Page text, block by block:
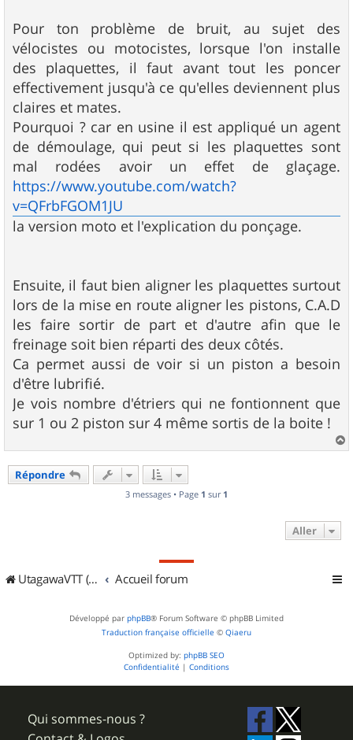
Pour ton problème de bruit, au sujet des
vélocistes ou motocistes, lorsque l'on installe
des plaquettes, il faut avant tout les poncer
effectivement jusqu'à ce qu'elles deviennent plus
claires et mates.
Pourquoi ? car en usine il est appliqué un agent
de démoulage, qui peut si les plaquettes sont
mal rodées avoir un effet de glaçage.
https://www.youtube.com/watch?
v=QFrbFGOM1JU
la version moto et l'explication du ponçage.
Ensuite, il faut bien aligner les plaquettes surtout
lors de la mise en route aligner les pistons, C.A.D
les faire sortir de part et d'autre afin que le
freinage soit bien réparti des deux côtés.
Ca permet aussi de voir si un piston a besoin
d'être lubrifié.
Je vois nombre d'étriers qui ne fontionnent que
sur 1 ou 2 piston sur 4 même sortis de la boite !
a
Répondre
3 messages • Page 1 sur 1
Aller
UtagawaVTT (Randos VTT et VTTAE avec traces GPS) Accueil forum
Développé par phpBB® Forum Software © phpBB Limited
Traduction française officielle © Qiaeru
Optimized by: phpBB SEO
Confidentialité | Conditions
Qui sommes-nous ?